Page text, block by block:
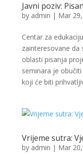
Javni poziv:
by admin | Mar
Centar za
zainteresovane da
oblasti pisanja
seminara je
koji će biti
Vrijeme sutra:
by admin | Mar